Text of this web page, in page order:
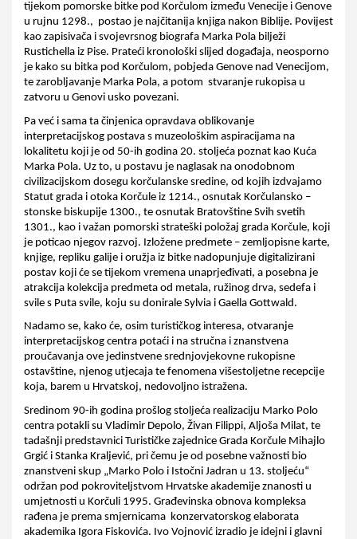
tijekom pomorske bitke pod Korčulom između Venecije i Genove
u rujnu 1298.,  postao je najčitanija knjiga nakon Biblije. Povijest
kao zapisivača i svojevrsnog biografa Marka Pola bilježi
Rustichella iz Pise. Prateći kronološki slijed događaja, neosporno
je kako su bitka pod Korčulom, pobjeda Genove nad Venecijom,
te zarobljavanje Marka Pola, a potom  stvaranje rukopisa u
zatvoru u Genovi usko povezani.
Pa već i sama ta činjenica opravdava oblikovanje
interpretacijskog postava s muzeološkim aspiracijama na
lokalitetu koji je od 50-ih godina 20. stoljeća poznat kao Kuća
Marka Pola. Uz to, u postavu je naglasak na onodobnom
civilizacijskom dosegu korčulanske sredine, od kojih izdvajamo
Statut grada i otoka Korčule iz 1214., osnutak Korčulansko –
stonske biskupije 1300., te osnutak Bratovštine Svih svetih
1301., kao i važan pomorski strateški položaj grada Korčule, koji
je poticao njegov razvoj. Izložene predmete – zemljopisne karte,
knjige, repliku galije i oružja iz bitke nadopunjuje digitalizirani
postav koji će se tijekom vremena unaprjeđivati, a posebna je
atrakcija kolekcija predmeta od metala, ružinog drva, sedefa i
svile s Puta svile, koju su donirale Sylvia i Gaella Gottwald.
Nadamo se, kako će, osim turističkog interesa, otvaranje
interpretacijskog centra potaći i na stručna i znanstvena
proučavanja ove jedinstvene srednjovjekovne rukopisne
ostavštine, njenog utjecaja te fenomena višestoljetne recepcije
koja, barem u Hrvatskoj, nedovoljno istražena.
Sredinom 90-ih godina prošlog stoljeća realizaciju Marko Polo
centra potakli su Vladimir Depolo, Živan Filippi, Aljoša Milat, te
tadašnji predstavnici Turističke zajednice Grada Korčule Mihajlo
Grgić i Stanka Kraljević, pri čemu je od posebne važnosti bio
znanstveni skup „Marko Polo i Istočni Jadran u 13. stoljeću“
održan pod pokroviteljstvom Hrvatske akademije znanosti u
umjetnosti u Korčuli 1995. Građevinska obnova kompleksa
rađena je prema smjernicama  konzervatorskog elaborata
akademika Igora Fiskovića. Ivo Vojnović izradio je idejni i glavni